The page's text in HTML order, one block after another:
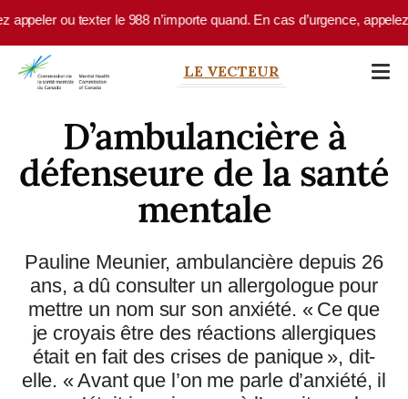
Skip to main content
ou texter le 988 n’importe quand. En cas d’urgence, appelez le
LE VECTEUR
D’ambulancière à
défenseure de la santé
mentale
Pauline Meunier, ambulancière depuis 26
ans, a dû consulter un allergologue pour
mettre un nom sur son anxiété. « Ce que
je croyais être des réactions allergiques
était en fait des crises de panique », dit-
elle. « Avant que l’on me parle d’anxiété, il